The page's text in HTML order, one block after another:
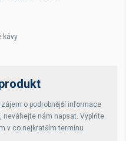
kávy
o podrobnější informace
neváhejte nám napsat. Vyplňte
v co nejkratším termínu